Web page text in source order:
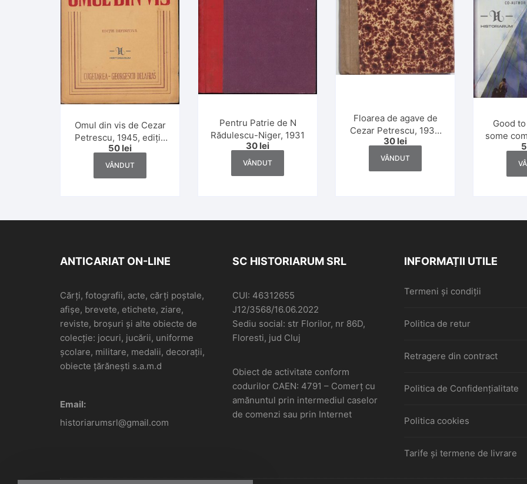
Omul din vis de Cezar
Petrescu, 1945, ediție
definitivă
50 lei
VÂNDUT
Pentru Patrie de N
Rădulescu-Niger, 1931
30 lei
VÂNDUT
Floarea de agave de
Cezar Petrescu, 1931,
ediție definitivă
30 lei
VÂNDUT
Good
some
the
don’t
ANTICARIAT ON-LINE
Cărți, fotografii, acte, cărți poștale,
afișe, brevete, etichete, ziare,
reviste, broșuri și alte obiecte de
colecție: jocuri, jucării, uniforme
școlare, militare, medalii, decorații,
obiecte țărănești s.a.m.d
Email:
historiarumsrl@gmail.com
SC HISTORIARUM SRL
CUI: 46312655
J12/3568/16.06.2022
Sediu social: str Florilor, nr 86D,
Floresti, jud Cluj
Obiect de activitate conform
codurilor CAEN: 4791 – Comerţ cu
amănuntul prin intermediul caselor
de comenzi sau prin Internet
INFORMAȚII UTILE
Termeni și condiții
Politica de retur
Retragere din contract
Politica de Confidențialitate
Politica cookies
Tarife și termene de livrare